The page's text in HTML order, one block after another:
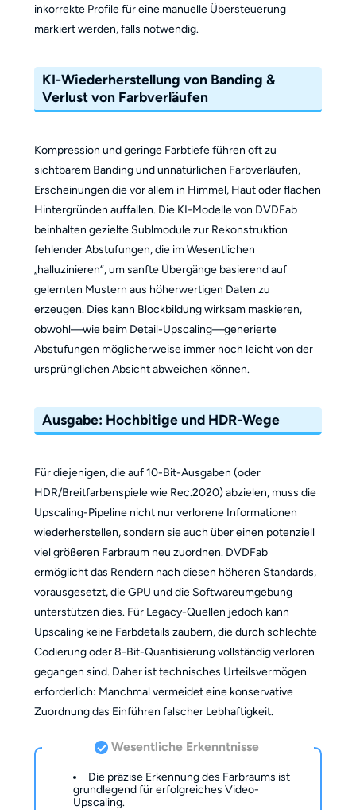
inkorrekte Profile für eine manuelle Übersteuerung
markiert werden, falls notwendig.
KI-Wiederherstellung von Banding &
Verlust von Farbverläufen
Kompression und geringe Farbtiefe führen oft zu
sichtbarem Banding und unnatürlichen Farbverläufen,
Erscheinungen die vor allem in Himmel, Haut oder flachen
Hintergründen auffallen. Die KI-Modelle von DVDFab
beinhalten gezielte Sublmodule zur Rekonstruktion
fehlender Abstufungen, die im Wesentlichen
„halluzinieren“, um sanfte Übergänge basierend auf
gelernten Mustern aus höherwertigen Daten zu
erzeugen. Dies kann Blockbildung wirksam maskieren,
obwohl—wie beim Detail-Upscaling—generierte
Abstufungen möglicherweise immer noch leicht von der
ursprünglichen Absicht abweichen können.
Ausgabe: Hochbitige und HDR-Wege
Für diejenigen, die auf 10-Bit-Ausgaben (oder
HDR/Breitfarbenspiele wie Rec.2020) abzielen, muss die
Upscaling-Pipeline nicht nur verlorene Informationen
wiederherstellen, sondern sie auch über einen potenziell
viel größeren Farbraum neu zuordnen. DVDFab
ermöglicht das Rendern nach diesen höheren Standards,
vorausgesetzt, die GPU und die Softwareumgebung
unterstützen dies. Für Legacy-Quellen jedoch kann
Upscaling keine Farbdetails zaubern, die durch schlechte
Codierung oder 8-Bit-Quantisierung vollständig verloren
gegangen sind. Daher ist technisches Urteilsvermögen
erforderlich: Manchmal vermeidet eine konservative
Zuordnung das Einführen falscher Lebhaftigkeit.
Wesentliche Erkenntnisse
Die präzise Erkennung des Farbraums ist
grundlegend für erfolgreiches Video-
Upscaling.